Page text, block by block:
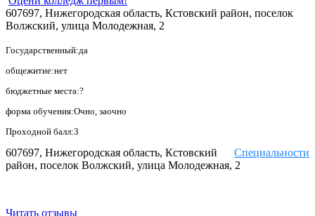
607697, Нижегородская область, Кстовский район, поселок
Волжский, улица Молодежная, 2
Государственный:да
общежитие:нет
бюджетные места:?
форма обучения:Очно, заочно
Проходной балл:3
Специальности
607697, Нижегородская область, Кстовский
район, поселок Волжский, улица Молодежная, 2
Читать отзывы